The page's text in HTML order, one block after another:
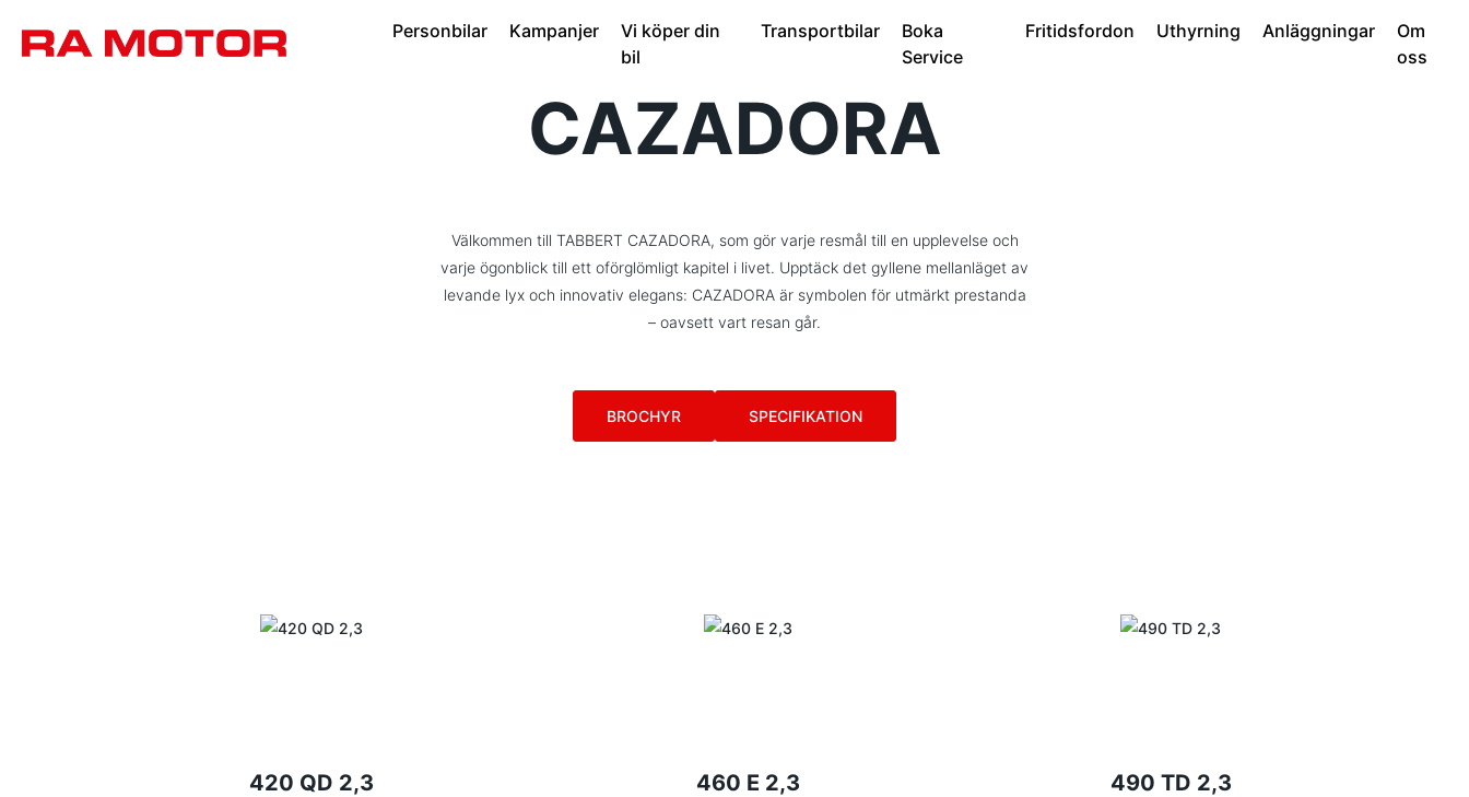
Personbilar Kampanjer
Vi köper din
bil
Transportbilar
Boka
Service
Fritidsfordon Uthyrning Anläggningar
Om
oss
CAZADORA
Välkommen till TABBERT CAZADORA, som gör varje resmål till en upplevelse och
varje ögonblick till ett oförglömligt kapitel i livet. Upptäck det gyllene mellanläget av
levande lyx och innovativ elegans: CAZADORA är symbolen för utmärkt prestanda
– oavsett vart resan går.
BROCHYR SPECIFIKATION
420 QD 2,3 460 E 2,3 490 TD 2,3